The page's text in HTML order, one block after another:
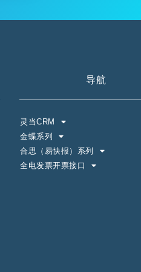
导航
灵当CRM
金蝶系列
合思（易快报）系列
全电发票开票接口